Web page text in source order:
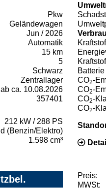
Pkw
Geländewagen
Jun / 2026
Automatik
15 km
5
Schwarz
Zentrallager
ab ca. 10.08.2026
357401
212 kW / 288 PS
(Benzin/Elektro)
1.598 cm³
Batterie
CO2-
CO2-
CO2-
CO2-
Preis:
MWSt: